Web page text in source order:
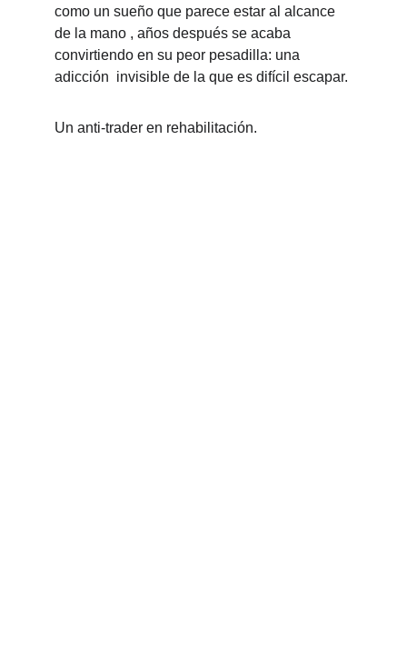
como un sueño que parece estar al alcance
de la mano , años después se acaba
convirtiendo en su peor pesadilla: una
adicción  invisible de la que es difícil escapar.
Un anti-trader en rehabilitación.